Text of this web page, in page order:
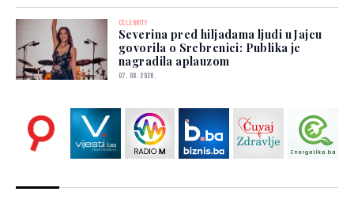
CELEBRITY
Severina pred hiljadama ljudi u Jajcu
govorila o Srebrenici: Publika je
nagradila aplauzom
07. 08. 2026.